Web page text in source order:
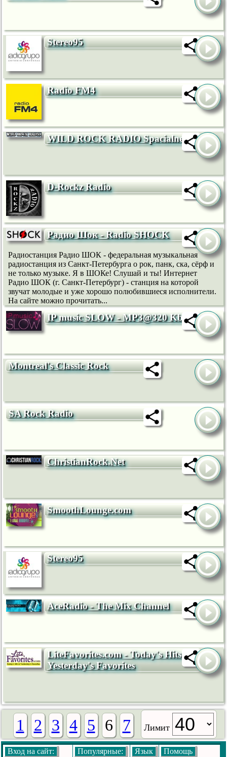
Stereo95
Radio FM4
WILD ROCK RADIO Spacialnet
D-Rockz Radio
Радио Шок - Radio SHOCK
Радиостанция Радио ШОК - федеральная музыкальная
радиостанция из Санкт-Петербурга о рок, панк, ска, сёрф и
не только музыке. Я в ШОКе! Слушай и ты! Интернет
Радио ШОК (г. Санкт-Петербург) - станция на которой
звучат молодые и уже хорошо полюбившиеся исполнители.
На сайте можно прочитать...
IP music SLOW - MP3@320 Kb/s
Montreal's Classic Rock
SA Rock Radio
ChristianRock.Net
SmoothLounge.com
Stereo95
AceRadio - The Mix Channel
LiteFavorites.com - Today's Hits &
Yesterday's Favorites
1 2 3 4 5 6 7 Лимит
Вход на сайт: Популярные: Язык Помощь